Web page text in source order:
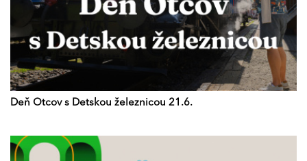
Deň Otcov s Detskou železnicou 21.6.